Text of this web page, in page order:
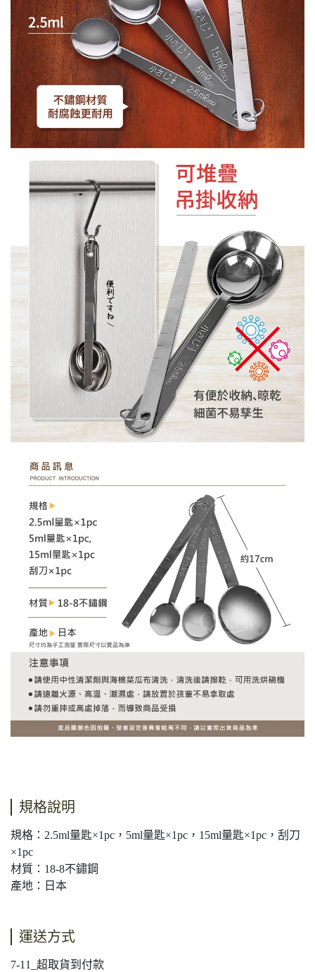
規格說明
規格：2.5ml量匙×1pc，5ml量匙×1pc，15ml量匙×1pc，刮刀
×1pc
材質：18-8不鏽鋼
產地：日本
運送方式
7-11_超取貨到付款